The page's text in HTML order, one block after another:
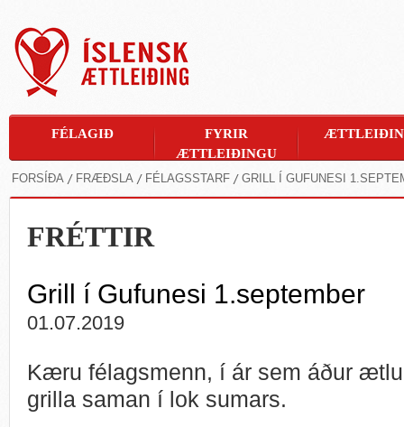
FORSÍÐA FRÆÐSLA FÉLAGSSTARF GRILL Í GUFUNESI
FRÉTTIR
Grill í Gufunesi 1.september
01.07.2019
Kæru félagsmenn, í ár sem áður
grilla saman í lok sumars.
FÉLAGIÐ
FYRIR
ÆTTLEIÐINGU